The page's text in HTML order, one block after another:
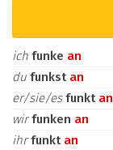
ich funke an
du funkst an
er/sie/esfunkt an
wirfunken an
ihrfunkt an